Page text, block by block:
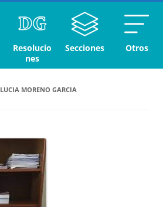
Resolucio
nes
Secciones Otros
LUCIA MORENO GARCIA